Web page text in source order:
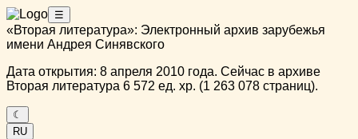
☰
«Вторая литература»: Электронный архив зарубежья
имени Андрея Синявского
Дата открытия: 8 апреля 2010 года. Сейчас в архиве
Вторая литература 6 572 ед. хр. (1 263 078 страниц).
☾
RU